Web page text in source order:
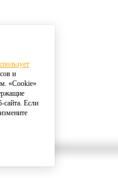
и
«Cookie»
Если